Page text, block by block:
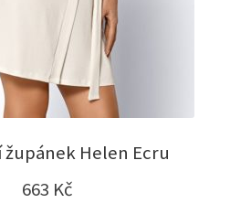
Helen Ecru
663 Kč